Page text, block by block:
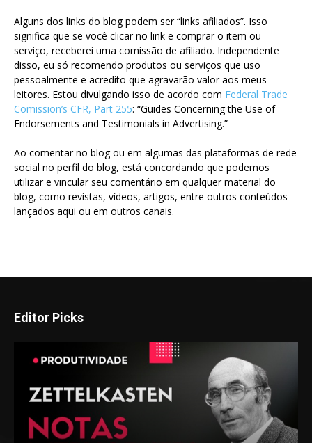
Alguns dos links do blog podem ser “links afiliados”. Isso
significa que se você clicar no link e comprar o item ou
serviço, receberei uma comissão de afiliado. Independente
disso, eu só recomendo produtos ou serviços que uso
pessoalmente e acredito que agravarão valor aos meus
leitores. Estou divulgando isso de acordo com Federal Trade
Comission’s CFR, Part 255: “Guides Concerning the Use of
Endorsements and Testimonials in Advertising.”
Ao comentar no blog ou em algumas das plataformas de rede
social no perfil do blog, está concordando que podemos
utilizar e vincular seu comentário em qualquer material do
blog, como revistas, vídeos, artigos, entre outros conteúdos
lançados aqui ou em outros canais.
Editor Picks